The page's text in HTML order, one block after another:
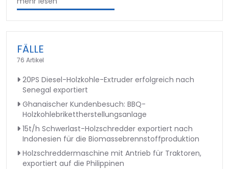
FÄLLE
76 Artikel
20PS Diesel-Holzkohle-Extruder erfolgreich nach
Senegal exportiert
Ghanaischer Kundenbesuch: BBQ-
Holzkohlebrikettherstellungsanlage
15t/h Schwerlast-Holzschredder exportiert nach
Indonesien für die Biomassebrennstoffproduktion
Holzschreddermaschine mit Antrieb für Traktoren,
exportiert auf die Philippinen